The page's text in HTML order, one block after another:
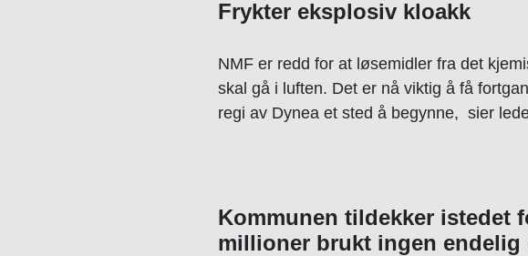
Frykter eksplosiv kloakk
NMF er redd for at løsemidler fra det
skal gå i luften. Det er nå viktig å få
regi av Dynea et sted å begynne, sier
Kommunen tildekker istedet
millioner brukt ingen